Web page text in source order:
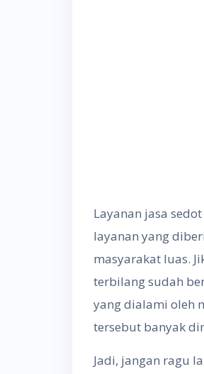
Layanan jasa
layanan yang
masyarakat luas.
terbilang sudah
yang dialami oleh
tersebut banyak
Jadi, jangan ragu